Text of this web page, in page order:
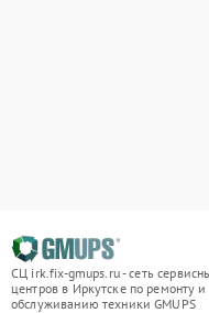
СЦ irk.fix-gmups.ru - сеть
центров в Иркутске по ремонту и
обслуживанию техники GMUPS